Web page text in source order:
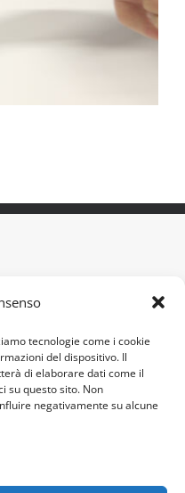
tecnologie come i cookie
del dispositivo. Il
di elaborare dati come il
su questo sito. Non
negativamente su alcune
Messestand